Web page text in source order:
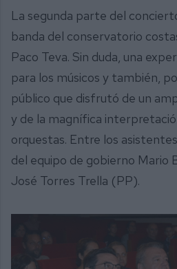
La segunda parte del
banda del conservatorio
Paco Teva. Sin duda, una
para los músicos y también,
público que disfrutó de un
y de la magnífica
orquestas. Entre los
del equipo de gobierno Mario
José Torres Trella (PP).